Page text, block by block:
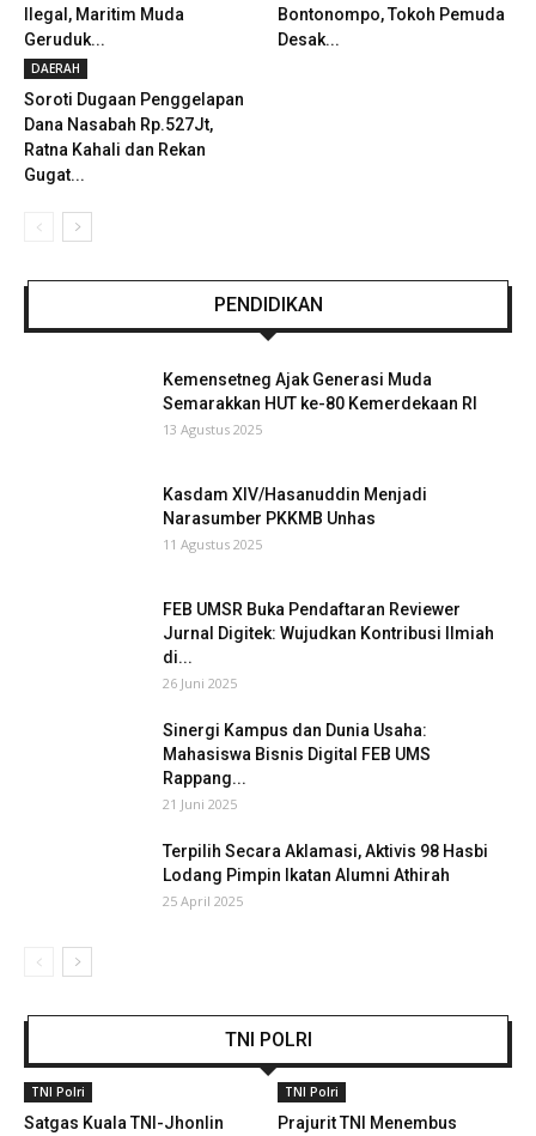
Ilegal, Maritim Muda
Geruduk...
Bontonompo, Tokoh Pemuda
Desak...
DAERAH
Soroti Dugaan Penggelapan
Dana Nasabah Rp.527Jt,
Ratna Kahali dan Rekan
Gugat...
PENDIDIKAN
Kemensetneg Ajak Generasi Muda
Semarakkan HUT ke-80 Kemerdekaan RI
13 Agustus 2025
Kasdam XIV/Hasanuddin Menjadi
Narasumber PKKMB Unhas
11 Agustus 2025
FEB UMSR Buka Pendaftaran Reviewer
Jurnal Digitek: Wujudkan Kontribusi Ilmiah
di...
26 Juni 2025
Sinergi Kampus dan Dunia Usaha:
Mahasiswa Bisnis Digital FEB UMS
Rappang...
21 Juni 2025
Terpilih Secara Aklamasi, Aktivis 98 Hasbi
Lodang Pimpin Ikatan Alumni Athirah
25 April 2025
TNI POLRI
TNI Polri
Satgas Kuala TNI-Jhonlin
TNI Polri
Prajurit TNI Menembus